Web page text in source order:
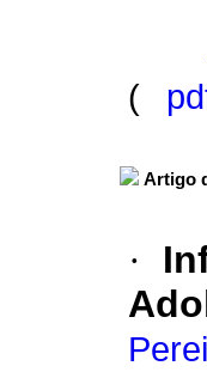
(
Artigo
·